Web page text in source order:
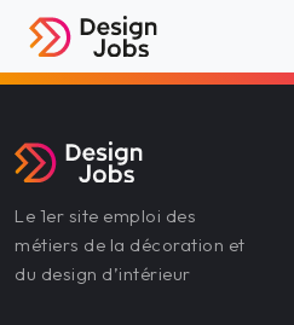
Le 1er site emploi des
métiers de la décoration et
du design d’intérieur